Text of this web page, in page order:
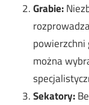
Grabie:
powierzchni
można
Sekatory: